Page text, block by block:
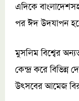
এদিকে
পর ঈদ উদযাপন
মুসলিম বিশ্বের
কেন্দ্র করে বিভিন্ন
উৎসবের আমেজ